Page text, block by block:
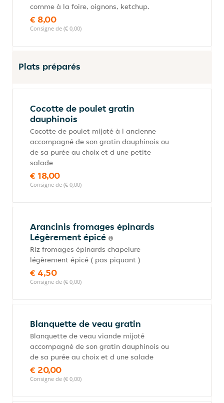
comme à la foire, oignons, ketchup.
€ 8,00
Consigne de (€ 0,00)
Plats préparés
Cocotte de poulet gratin
dauphinois
Cocotte de poulet mijoté à l ancienne
accompagné de son gratin dauphinois ou
de sa purée au choix et d une petite
salade
€ 18,00
Consigne de (€ 0,00)
Arancinis fromages épinards
Légèrement épicé
Riz fromages épinards chapelure
légèrement épicé ( pas piquant )
€ 4,50
Consigne de (€ 0,00)
Blanquette de veau gratin
Blanquette de veau viande mijoté
accompagné de son gratin dauphinois ou
de sa purée au choix et d une salade
€ 20,00
Consigne de (€ 0,00)